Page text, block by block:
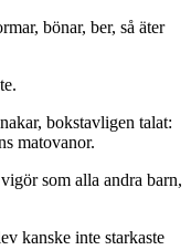
bönar, ber, så äter
bokstavligen talat:
matovanor.
som alla andra barn,
kanske inte starkaste